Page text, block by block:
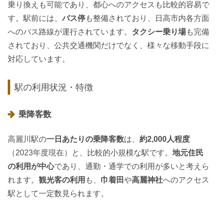
乗り換えも可能であり、都心へのアクセスも比較的容易で
す。駅前には、 バス停も整備されており、日高市内各方面
へのバス路線が運行されています。 タクシー乗り場も完備
されており、公共交通機関だけでなく、様々な移動手段に
対応しています。
駅の利用状況・特徴
乗降客数
高麗川駅の一日あたりの乗降客数は、 約2,000人程度
（2023年度現在）と、比較的小規模な駅です。 地元住民
の利用が中心であり、通勤・通学での利用が多いと考えら
れます。 観光客の利用 も、 巾着田や高麗神社へのアクセス
駅として一定数見られます。